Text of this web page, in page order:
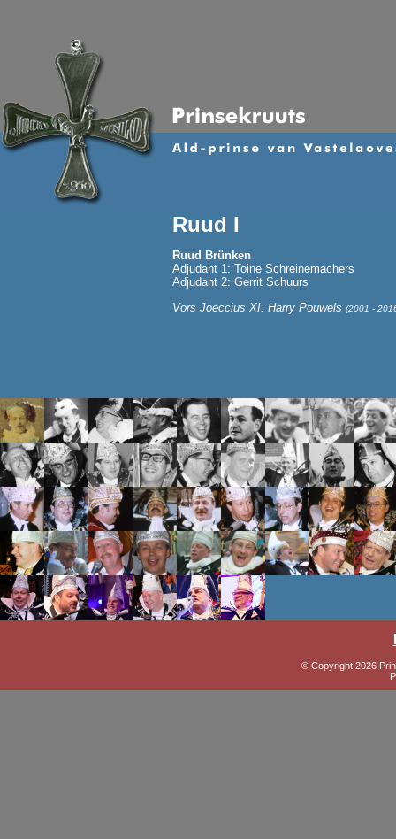
Ruud I
Ruud Brünken
Adjudant 1: Toine Schreinemachers
Adjudant 2: Gerrit Schuurs
Vors Joeccius XI: Harry Pouwels (2001 -
© Copyright 2026